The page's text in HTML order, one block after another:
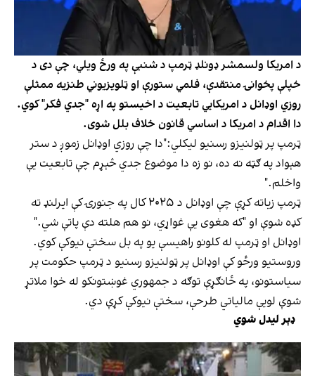
د امریکا ولسمشر ډونلډ ټرمپ د شنبې په ورځ ویلي، چې دی د
خپلې پخوانۍ منتقدې، فلمي ستورې او ټلویزیوني طنزیه ممثلې
روزي اوډانل د امریکایي تابعیت د اخیستو په اړه "جدي فکر" کوي.
دا اقدام د امریکا د اساسي قانون خلاف بلل شوی.
ټرمپ پر ټولنیزو رسنیو لیکلي:"دا چې روزي اوډانل زموږ د ستر
هېواد په ګټه نه ده، نو زه دا موضوع جدي څېړم چې تابعیت یې
واخلم."
ټرمپ زیاته کړې چې اوډانل د ۲۰۲۵ کال په جنورۍ کې ایرلنډ ته
کډه شوې او "که هغوی یې غواړي، نو هم هلته دې پاتې شي."
اوډانل او ټرمپ له کلونو راهیسې یو په بل سختې نیوکې کوي.
وروستیو ورځو کې اوډانل پر ټولنیزو رسنیو د ټرمپ حکومت پر
سیاستونو، په ځانګړې توګه د جمهوري غوښتونکو له خوا ملاتړ
شوې لویې مالیاتي طرحې، سختې نیوکې کړې دي.
ډېر لیدل شوي